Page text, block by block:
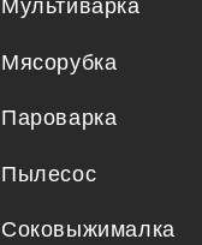
Мультиварка
Мясорубка
Пароварка
Пылесос
Соковыжималка